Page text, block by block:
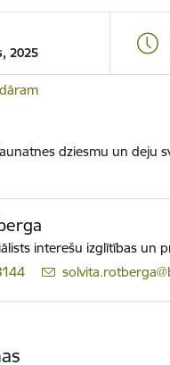
2025
dziesmu un deju
interešu izglītības un
E-pasts: